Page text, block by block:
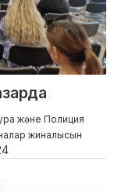
және Полиция
жиналысын